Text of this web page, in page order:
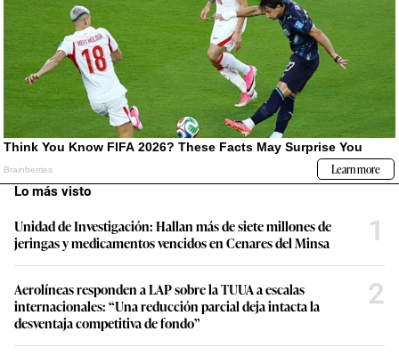
Lo más visto
Unidad de Investigación: Hallan más de siete millones de
jeringas y medicamentos vencidos en Cenares del Minsa
1
Aerolíneas responden a LAP sobre la TUUA a escalas
internacionales: “Una reducción parcial deja intacta la
desventaja competitiva de fondo”
2